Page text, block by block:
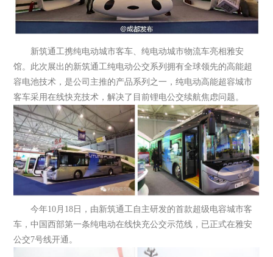
新筑通工携纯电动城市客车、纯电动城市物流车亮相雅安
馆。此次展出的新筑通工纯电动公交系列拥有全球领先的高能超
容电池技术，是公司主推的产品系列之一，纯电动高能超容城市
客车采用在线快充技术，解决了目前锂电公交续航焦虑问题。
今年10月18日，由新筑通工自主研发的首款超级电容城市客
车，中国西部第一条纯电动在线快充公交示范线，已正式在雅安
公交7号线开通。